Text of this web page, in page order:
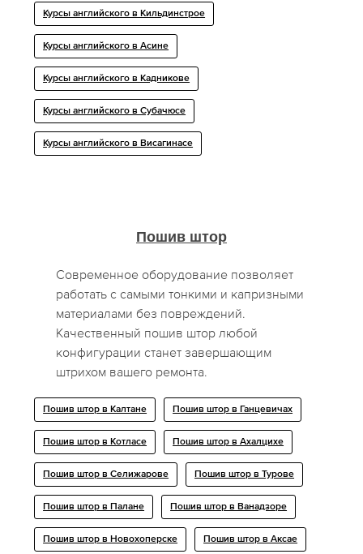
Курсы английского в Кильдинстрое
Курсы английского в Асине
Курсы английского в Кадникове
Курсы английского в Субачюсе
Курсы английского в Висагинасе
Пошив штор
Современное оборудование позволяет
работать с самыми тонкими и капризными
материалами без повреждений.
Качественный пошив штор любой
конфигурации станет завершающим
штрихом вашего ремонта.
Пошив штор в Калтане Пошив штор в Ганцевичах
Пошив штор в Котласе Пошив штор в Ахалцихе
Пошив штор в Селижарове Пошив штор в Турове
Пошив штор в Палане Пошив штор в Ванадзоре
Пошив штор в Новохоперске Пошив штор в Аксае